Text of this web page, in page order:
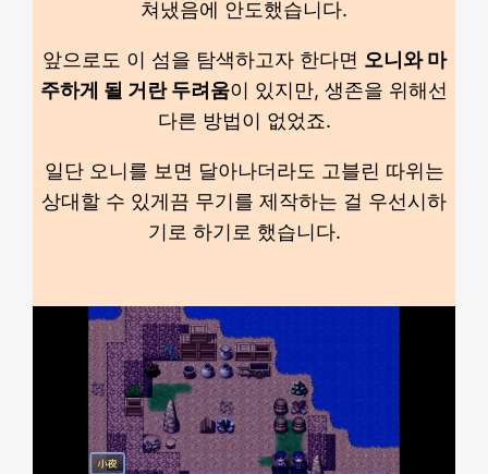
쳐냈음에 안도했습니다.
앞으로도 이 섬을 탐색하고자 한다면 오니와 마
주하게 될 거란 두려움이 있지만, 생존을 위해선
다른 방법이 없었죠.
일단 오니를 보면 달아나더라도 고블린 따위는
상대할 수 있게끔 무기를 제작하는 걸 우선시하
기로 하기로 했습니다.